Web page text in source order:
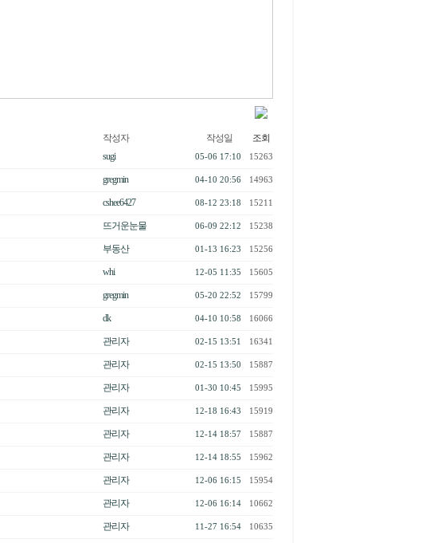
작성자 작성일 조회
sugi 05-06 17:10 15263
gregmin 04-10 20:56 14963
cshee6427 08-12 23:18 15211
뜨거운눈물 06-09 22:12 15238
부동산 01-13 16:23 15256
whi 12-05 11:35 15605
gregmin 05-20 22:52 15799
dk 04-10 10:58 16066
관리자 02-15 13:51 16341
관리자 02-15 13:50 15887
관리자 01-30 10:45 15995
관리자 12-18 16:43 15919
관리자 12-14 18:57 15887
관리자 12-14 18:55 15962
관리자 12-06 16:15 15954
관리자 12-06 16:14 10662
관리자 11-27 16:54 10635